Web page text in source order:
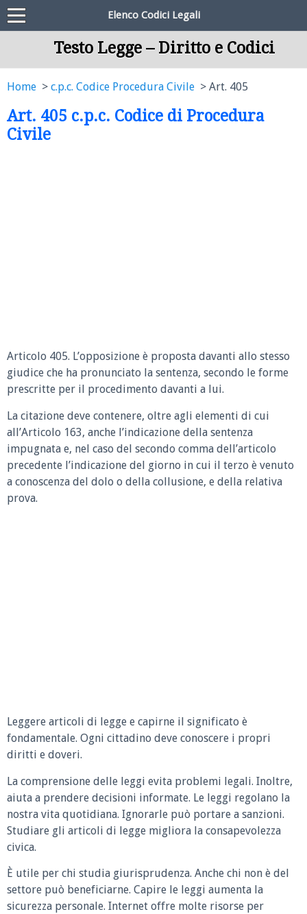
Elenco Codici Legali
Testo Legge – Diritto e Codici
Home c.p.c. Codice Procedura Civile Art. 405
Art. 405 c.p.c. Codice di Procedura
Civile
Articolo 405. L’opposizione è proposta davanti allo stesso
giudice che ha pronunciato la sentenza, secondo le forme
prescritte per il procedimento davanti a lui.
La citazione deve contenere, oltre agli elementi di cui
all’Articolo 163, anche l’indicazione della sentenza
impugnata e, nel caso del secondo comma dell’articolo
precedente l’indicazione del giorno in cui il terzo è venuto
a conoscenza del dolo o della collusione, e della relativa
prova.
Leggere articoli di legge e capirne il significato è
fondamentale. Ogni cittadino deve conoscere i propri
diritti e doveri.
La comprensione delle leggi evita problemi legali. Inoltre,
aiuta a prendere decisioni informate. Le leggi regolano la
nostra vita quotidiana. Ignorarle può portare a sanzioni.
Studiare gli articoli di legge migliora la consapevolezza
civica.
È utile per chi studia giurisprudenza. Anche chi non è del
settore può beneficiarne. Capire le leggi aumenta la
sicurezza personale. Internet offre molte risorse per